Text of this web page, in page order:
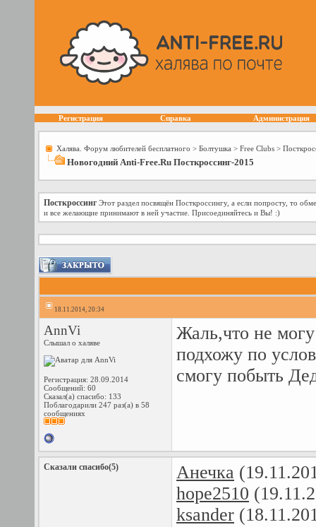
Регистрация Справка Администрация
Халява. Форум любителей бесплатного > Болтушка > Free Сlubs >
Новогодний Anti-Free.Ru Посткроссинг-2015
Посткроссинг Этот раздел посвящён Посткроссингу, а если попросту, то
и все желающие принимают в ней участие. Присоединяйтесь и Вы! :)
18.11.2014, 20:34
AnnVi
Слышал о халяве
Регистрация: 28.09.2014
Сообщений: 60
Сказал(а) спасибо: 133
Поблагодарили 247 раз(а) в 58
сообщениях
Жаль,что не
подхожу по
смогу побыть
Сказали спасибо(5) Aнечка
hope2510
ksander